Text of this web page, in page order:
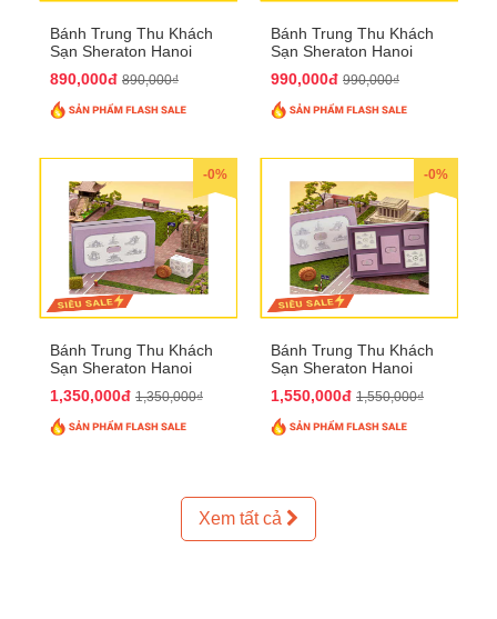
Bánh Trung Thu Khách
Sạn Sheraton Hanoi
890,000đ 890,000₫
Bánh Trung Thu Khách
Sạn Sheraton Hanoi
990,000đ 990,000₫
-0%
Bánh Trung Thu Khách
Sạn Sheraton Hanoi
1,350,000đ 1,350,000₫
-0%
Bánh Trung Thu Khách
Sạn Sheraton Hanoi
1,550,000đ 1,550,000₫
Xem tất cả